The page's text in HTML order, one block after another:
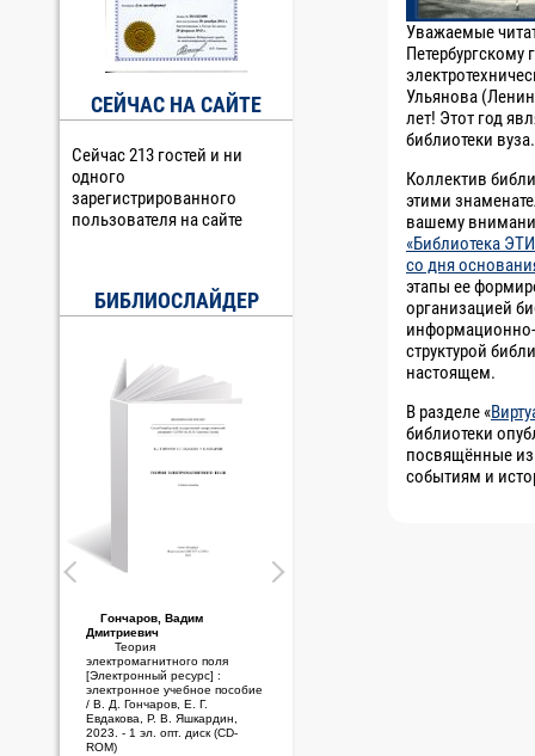
СЕЙЧАС НА САЙТЕ
Сейчас 213 гостей и ни
одного
зарегистрированного
пользователя на сайте
БИБЛИОСЛАЙДЕР
Гончаров, Вадим
Дмитриевич
Теория
электромагнитного поля
[Электронный ресурс] :
электронное учебное пособие
/ В. Д. Гончаров, Е. Г.
Евдакова, Р. В. Яшкардин,
2023. - 1 эл. опт. диск (CD-
ROM)
методическое пособие / А. Л.
Уважаемые
Петербургскому
Ульянова
лет! Этот год
библиотеки вуза.
Коллектив
этими
вашему
«Библиотека
со дня
этапы ее
организацией
структурой
настоящем.
В разделе «
библиотеки
посвящённые
событиям и